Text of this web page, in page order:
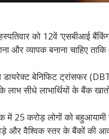
को 12वें ‘एसबीआई
और व्यापक बनाना चाहिए
डायरेक्ट बेनिफिट ट्रांसफर
सीधे लाभार्थियों के बैंक
में 25 करोड़ लोगों को बहुआयामी
और वैश्विक स्तर के बैंकों की